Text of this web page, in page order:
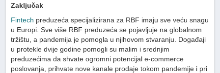
Zaključak
Fintech preduzeća specijalizirana za RBF imaju sve veću snagu
u Europi. Sve više RBF preduzeća se pojavljuje na globalnom
tržištu, a pandemija je pomogla u njihovom stvaranju. Događaji
u protekle dvije godine pomogli su malim i srednjim
preduzećima da shvate ogromni potencijal e-commerce
poslovanja, prihvate nove kanale prodaje tokom pandemije i pri